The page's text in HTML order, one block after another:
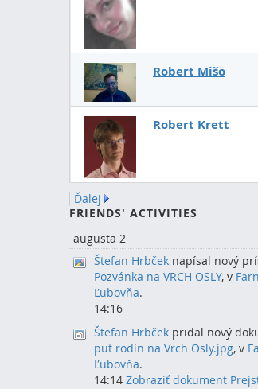
Robert Mišo
Robert Krett
Ďalej
FRIENDS' ACTIVITIES
augusta 2
Štefan Hrbček napísal nový
Pozvánka na VRCH OSLY, v
Ľubovňa.
14:16
Štefan Hrbček pridal nový
put rodín na Vrch Osly.jpg, v
Ľubovňa.
14:14 Zobraziť dokument